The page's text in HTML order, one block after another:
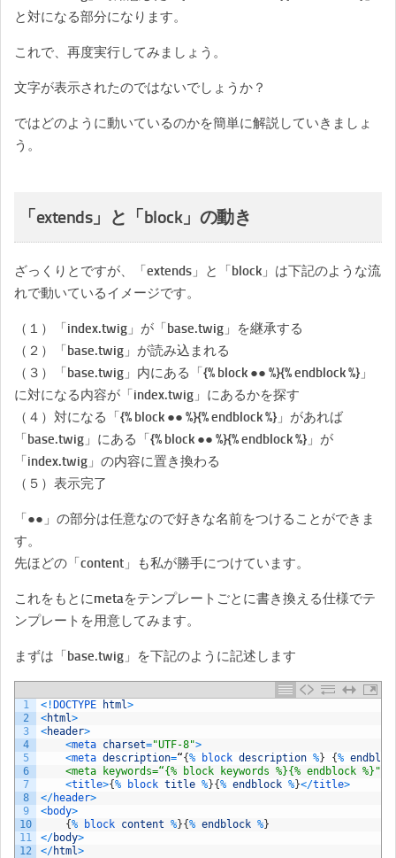
と対になる部分になります。
これで、再度実行してみましょう。
文字が表示されたのではないでしょうか？
ではどのように動いているのかを簡単に解説していきましょ
う。
「extends」と「block」の動き
ざっくりとですが、「extends」と「block」は下記のような流
れで動いているイメージです。
（１）「index.twig」が「base.twig」を継承する
（２）「base.twig」が読み込まれる
（３）「base.twig」内にある「{% block ●● %}{% endblock %}」
に対になる内容が「index.twig」にあるかを探す
（４）対になる「{% block ●● %}{% endblock %}」があれば
「base.twig」にある「{% block ●● %}{% endblock %}」が
「index.twig」の内容に置き換わる
（５）表示完了
「●●」の部分は任意なので好きな名前をつけることができま
す。
先ほどの「content」も私が勝手につけています。
これをもとにmetaをテンプレートごとに書き換える仕様でテ
ンプレートを用意してみます。
まずは「base.twig」を下記のように記述します
1
2
3
4
5
6
7
8
9
10
11
12
< ! DOCTYPE html>
<html>
<header>
<meta charset="UTF-8">
<meta description=“{% block description %} {%
<meta keywords=“{% block keywords %}{% endblock %}"
<title>{% block title %}{% endblock %}</title>
</header>
<body>
{% block content %}{% endblock %}
</body>
</html>